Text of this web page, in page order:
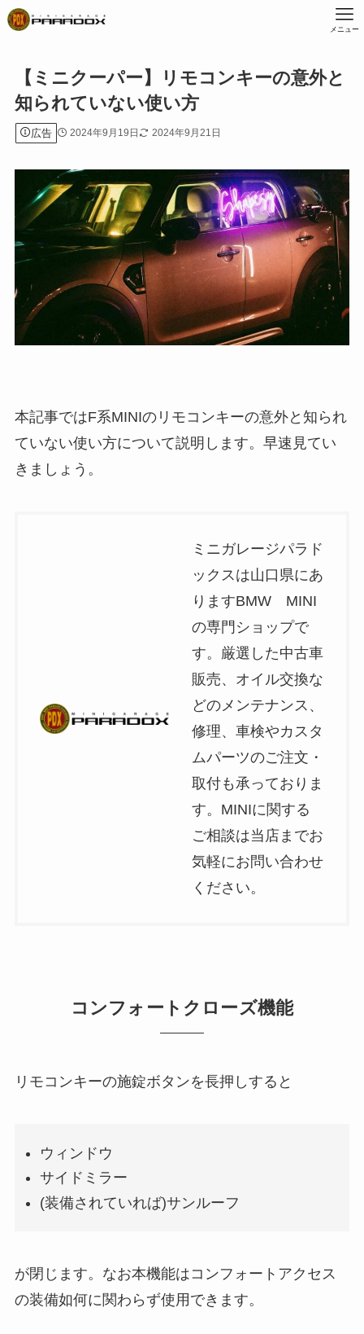
メニュー
【ミニクーパー】リモコンキーの意外と
知られていない使い方
広告 2024年9月19日 2024年9月21日
本記事ではF系MINIのリモコンキーの意外と知られ
ていない使い方について説明します。早速見てい
きましょう。
ミニガレージパラド
ックスは山口県にあ
りますBMW MINI
の専門ショップで
す。厳選した中古車
販売、オイル交換な
どのメンテナンス、
修理、車検やカスタ
ムパーツのご注文・
取付も承っておりま
す。MINIに関する
ご相談は当店までお
気軽にお問い合わせ
ください。
コンフォートクローズ機能
リモコンキーの施錠ボタンを長押しすると
ウィンドウ
サイドミラー
(装備されていれば)サンルーフ
が閉じます。なお本機能はコンフォートアクセス
の装備如何に関わらず使用できます。